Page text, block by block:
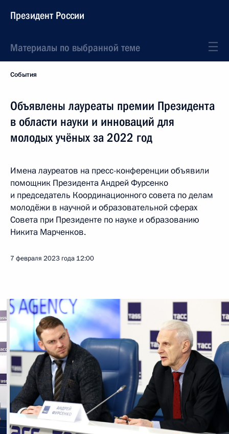
Президент России
Материалы по выбранной теме
События
Объявлены лауреаты премии Президента
в области науки и инноваций для
молодых учёных за 2022 год
Имена лауреатов на пресс-конференции объявили
помощник Президента Андрей Фурсенко
и председатель Координационного совета по делам
молодёжи в научной и образовательной сферах
Совета при Президенте по науке и образованию
Никита Марченков.
7 февраля 2023 года 12:00